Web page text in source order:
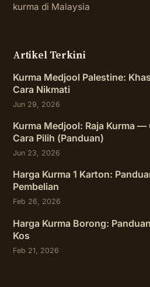
kurma di Malaysia
Artikel Terkini
Kurma Medjool Palestine:
Cara Nikmati
Jun 29, 2026
Kurma Medjool: Raja Kurma —
Cara Pilih (Panduan)
Jun 23, 2026
Harga Kurma 1 Karton:
Pembelian
Feb 26, 2026
Harga Kurma Borong:
Kos
Feb 21, 2026